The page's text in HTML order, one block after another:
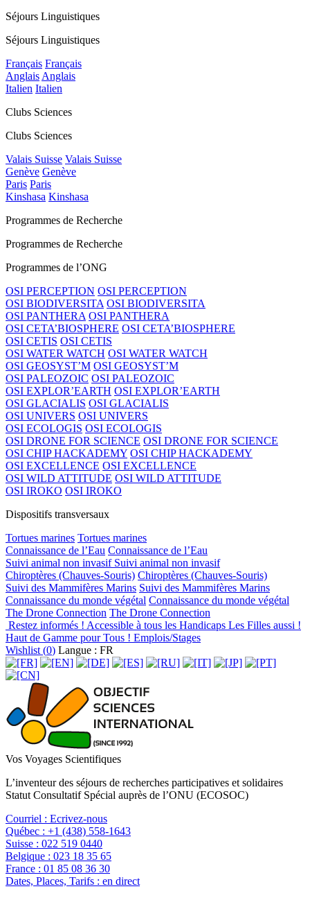
Séjours Linguistiques
Séjours Linguistiques
Français Français
AnglaisAnglais
Italien Italien
Clubs Sciences
Clubs Sciences
Valais Suisse Valais Suisse
Genève Genève
Paris Paris
Kinshasa Kinshasa
Programmes de Recherche
Programmes de Recherche
Programmes de l’ONG
OSI PERCEPTION OSI PERCEPTION
OSI BIODIVERSITA OSI BIODIVERSITA
OSI PANTHERA OSI PANTHERA
OSI CETA’BIOSPHERE OSI CETA’BIOSPHERE
OSI CETIS OSI CETIS
OSI WATER WATCH OSI WATER WATCH
OSI GEOSYST’M OSI GEOSYST’M
OSI PALEOZOIC OSI PALEOZOIC
OSI EXPLOR’EARTH OSI EXPLOR’EARTH
OSI GLACIALIS OSI GLACIALIS
OSI UNIVERS OSI UNIVERS
OSI ECOLOGIS OSI ECOLOGIS
OSI DRONE FOR SCIENCE OSI DRONE FOR SCIENCE
OSI CHIP HACKADEMY OSI CHIP HACKADEMY
OSI EXCELLENCE OSI EXCELLENCE
OSI WILD ATTITUDE OSI WILD ATTITUDE
OSI IROKO OSI IROKO
Dispositifs transversaux
Tortues marines Tortues marines
Connaissance de l’Eau Connaissance de l’Eau
Suivi animal non invasif Suivi animal non invasif
Chiroptères (Chauves-Souris) Chiroptères (Chauves-Souris)
Suivi des Mammifères Marins Suivi des Mammifères Marins
Connaissance du monde végétal Connaissance du monde végétal
The Drone Connection The Drone Connection
Restez informés ! Accessible à tous les Handicaps Les Filles aussi !
Haut de Gamme pour Tous ! Emplois/Stages
Wishlist (0) Langue : FR
Vos Voyages Scientifiques
L’inventeur des séjours de recherches participatives et solidaires
Statut Consultatif Spécial auprès de l’ONU (ECOSOC)
Courriel : Ecrivez-nous
Québec : +1 (438) 558-1643
Suisse : 022 519 0440
Belgique : 023 18 35 65
France : 01 85 08 36 30
Dates, Places, Tarifs : en direct